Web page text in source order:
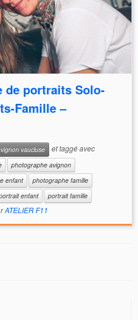
de portraits Solo-
Famille –
vaucluse et taggé avec
photographe avignon
enfant
photographe famille
enfant
portrait famille
ATELIER F11